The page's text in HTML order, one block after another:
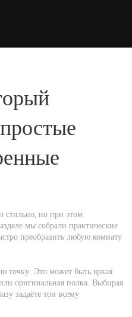
стильно, но при этом
мы собрали практические
преобразить любую комнату
точку. Это может быть яркая
оригинальная полка. Выбирая
задаёте тон всему